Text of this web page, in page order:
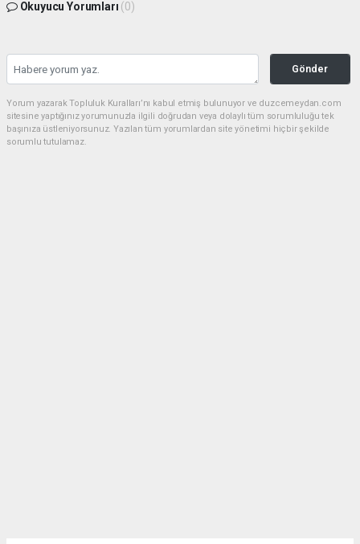
Okuyucu Yorumları (0)
Gönder
Yorum yazarak Topluluk Kuralları’nı kabul etmiş bulunuyor ve duzcemeydan.com
sitesine yaptığınız yorumunuzla ilgili doğrudan veya dolaylı tüm sorumluluğu tek
başınıza üstleniyorsunuz. Yazılan tüm yorumlardan site yönetimi hiçbir şekilde
sorumlu tutulamaz.